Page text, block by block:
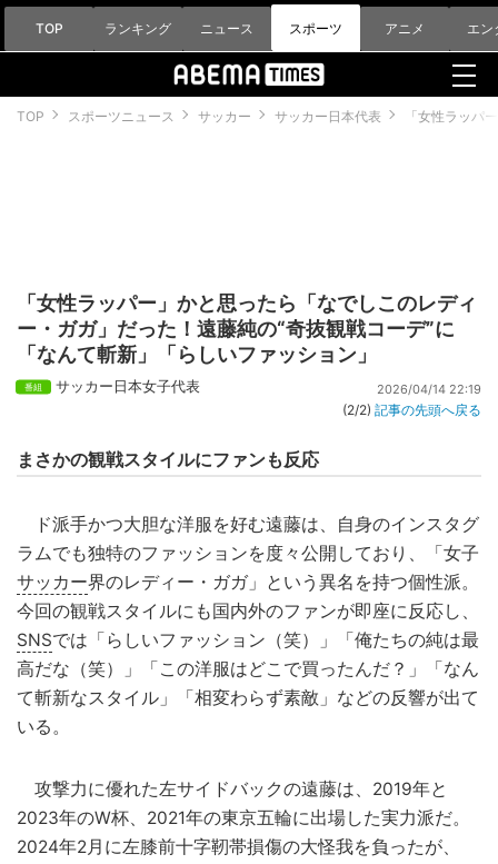
TOP ランキング ニュース スポーツ アニメ エン
TOP スポーツニュース サッカー サッカー日本代表 「女性ラッパ
「女性ラッパー」かと思ったら「なでしこのレディ
ー・ガガ」だった！遠藤純の“奇抜観戦コーデ”に
「なんて斬新」「らしいファッション」
サッカー日本女子代表 2026/04/14 22:19
(2/2) 記事の先頭へ戻る
まさかの観戦スタイルにファンも反応
ド派手かつ大胆な洋服を好む遠藤は、自身のインスタグ
ラムでも独特のファッションを度々公開しており、「女子
サッカー界のレディー・ガガ」という異名を持つ個性派。
今回の観戦スタイルにも国内外のファンが即座に反応し、
SNSでは「らしいファッション（笑）」「俺たちの純は最
高だな（笑）」「この洋服はどこで買ったんだ？」「なん
て斬新なスタイル」「相変わらず素敵」などの反響が出て
いる。
攻撃力に優れた左サイドバックの遠藤は、2019年と
2023年のW杯、2021年の東京五輪に出場した実力派だ。
2024年2月に左膝前十字靭帯損傷の大怪我を負ったが、